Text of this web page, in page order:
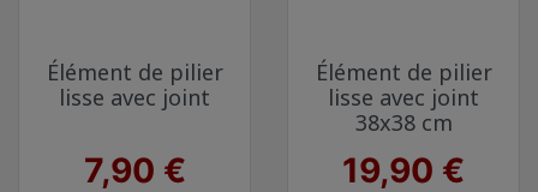
Élément de pilier
lisse avec joint
Prix
7,90 €
Élément de pilier
lisse avec joint
38x38 cm
Prix
19,90 €